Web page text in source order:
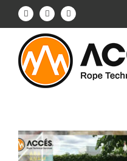
Saltar
contenido
FacebookInstagramLinkedIn